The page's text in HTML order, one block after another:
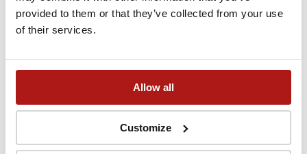
provided to them or that they’ve collected from your use
of their services.
Allow all
Customize
24/7 sikkerhed
Vi sørger for, at du og dine ejendele er i